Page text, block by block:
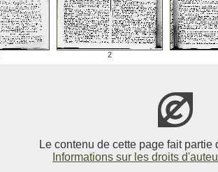
2
Le contenu de cette page fait partie
Informations sur les droits